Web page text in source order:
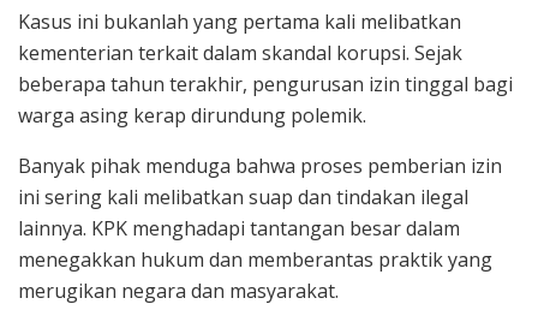
Kasus ini bukanlah yang pertama kali melibatkan
kementerian terkait dalam skandal korupsi. Sejak
beberapa tahun terakhir, pengurusan izin tinggal bagi
warga asing kerap dirundung polemik.
Banyak pihak menduga bahwa proses pemberian izin
ini sering kali melibatkan suap dan tindakan ilegal
lainnya. KPK menghadapi tantangan besar dalam
menegakkan hukum dan memberantas praktik yang
merugikan negara dan masyarakat.